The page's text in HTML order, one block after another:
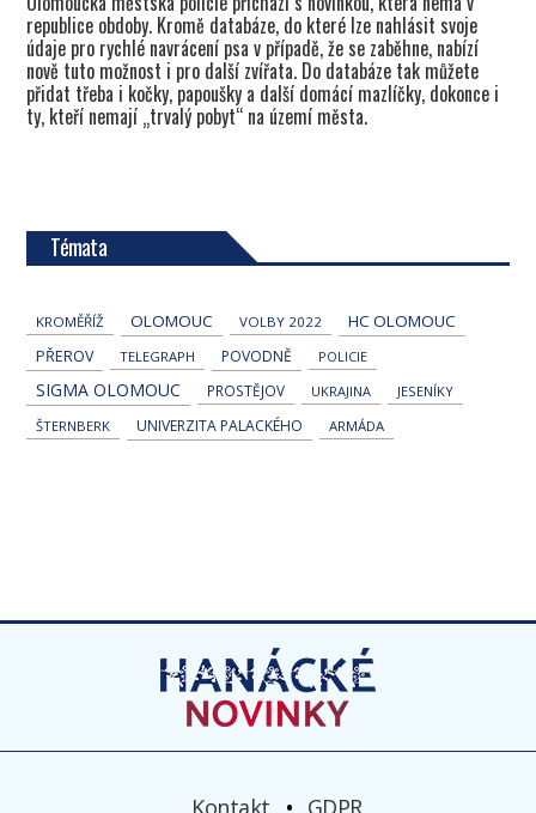
republice obdoby. Kromě databáze, do které lze nahlásit svoje
údaje pro rychlé navrácení psa v případě, že se zaběhne, nabízí
nově tuto možnost i pro další zvířata. Do databáze tak můžete
přidat třeba i kočky, papoušky a další domácí mazlíčky, dokonce i
ty, kteří nemají „trvalý pobyt“ na území města.
Témata
KROMĚŘÍŽ OLOMOUC VOLBY 2022 HC OLOMOUC
PŘEROV TELEGRAPH POVODNĚ POLICIE
SIGMA OLOMOUC PROSTĚJOV UKRAJINA
JESENÍKY
ŠTERNBERK
UNIVERZITA PALACKÉHO ARMÁDA